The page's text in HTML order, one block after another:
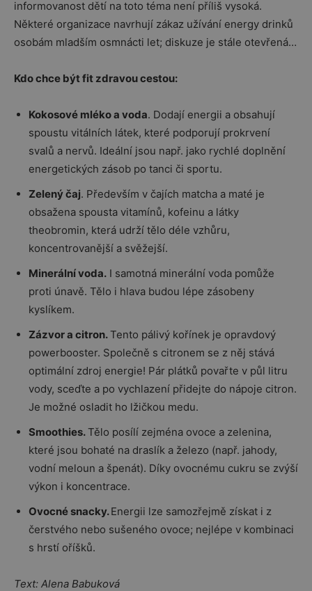
informovanost dětí na toto téma není příliš vysoká.
Některé organizace navrhují zákaz užívání energy drinků
osobám mladším osmnácti let; diskuze je stále otevřená…
Kdo chce být fit zdravou cestou:
Kokosové mléko a voda. Dodají energii a obsahují
spoustu vitálních látek, které podporují prokrvení
svalů a nervů. Ideální jsou např. jako rychlé doplnění
energetických zásob po tanci či sportu.
Zelený čaj. Především v čajích matcha a maté je
obsažena spousta vitamínů, kofeinu a látky
theobromin, která udrží tělo déle vzhůru,
koncentrovanější a svěžejší.
Minerální voda. I samotná minerální voda pomůže
proti únavě. Tělo i hlava budou lépe zásobeny
kyslíkem.
Zázvor a citron.Tento pálivý kořínek je opravdový
powerbooster. Společně s citronem se z něj stává
optimální zdroj energie! Pár plátků povařte v půl litru
vody, sceďte a po vychlazení přidejte do nápoje citron.
Je možné osladit ho lžičkou medu.
Smoothies.Tělo posílí zejména ovoce a zelenina,
které jsou bohaté na draslík a železo (např. jahody,
vodní meloun a špenát). Díky ovocnému cukru se zvýší
výkon i koncentrace.
Ovocné snacky.Energii lze samozřejmě získat i z
čerstvého nebo sušeného ovoce; nejlépe v kombinaci
s hrstí oříšků.
Text: Alena Babuková